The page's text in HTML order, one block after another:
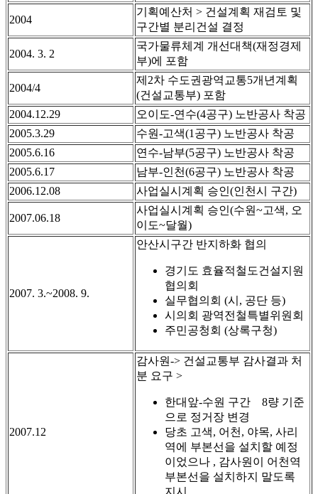
2004
기획예산처 > 건설계획 재검토 및
구간별 분리건설 결정
2004. 3. 2
국가물류체계 개선대책(재정경제
부)에 포함
2004/4
제2차 수도권광역교통5개년계획
(건설교통부) 포함
2004.12.29
오이도-연수(4공구) 노반공사 착공
2005.3.29
수원-고색(1공구) 노반공사 착공
2005.6.16
연수-남부(5공구) 노반공사 착공
2005.6.17
남부-인천(6공구) 노반공사 착공
2006.12.08
사업실시계획 승인(인천시 구간)
2007.06.18
사업실시계획 승인(수원~고색, 오
이도~달월)
2007. 3.~2008. 9.
안산시구간 반지하화 협의
경기도 효율적철도건설지원
협의회
실무협의회 (시, 공단 등)
시의회 광역전철특별위원회
주민공청회 (상록구청)
2007.12
감사원-> 건설교통부 감사결과 처
분 요구 >
한대앞-수원 구간 8량 기준
으로 정거장 변경
당초 고색, 어천, 야목, 사리
역에 부본선을 설치할 예정
이었으나 , 감사원이 어천역
부본선을 설치하지 말도록
지시